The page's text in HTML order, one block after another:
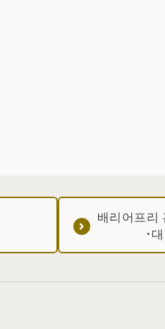
배리어프리
·